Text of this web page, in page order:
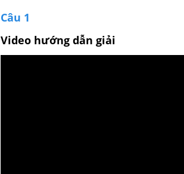
Câu 1
Video hướng dẫn giải